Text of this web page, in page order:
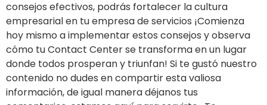
consejos efectivos, podrás fortalecer la cultura
empresarial en tu empresa de servicios ¡Comienza
hoy mismo a implementar estos consejos y observa
cómo tu Contact Center se transforma en un lugar
donde todos prosperan y triunfan! Si te gustó nuestro
contenido no dudes en compartir esta valiosa
información, de igual manera déjanos tus